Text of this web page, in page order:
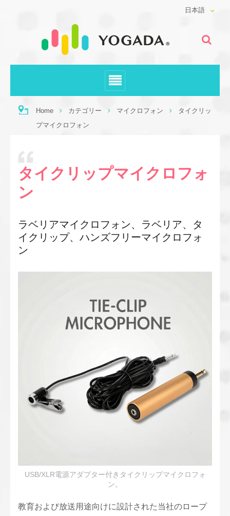
日本語
Home カテゴリー マイクロフォン
タイクリッ
プマイクロフォン
タイクリップマイクロフォ
ン
ラベリアマイクロフォン、ラベリア、タ
イクリップ、ハンズフリーマイクロフォ
ン
USB/XLR電源アダプター付きタイクリップマイクロフォ
ン。
教育および放送用途向けに設計された当社のロープ